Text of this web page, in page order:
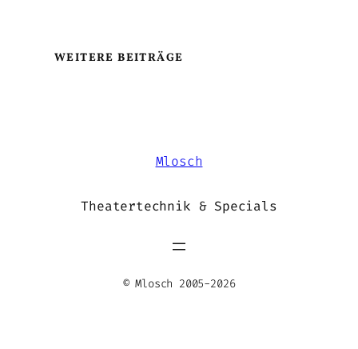
WEITERE BEITRÄGE
Mlosch
Theatertechnik & Specials
© Mlosch 2005-2026